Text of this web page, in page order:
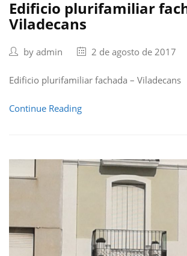
Edificio plurifamiliar
Viladecans
by admin 2 de agosto de 2017
Edificio plurifamiliar fachada – Viladecans
Continue Reading